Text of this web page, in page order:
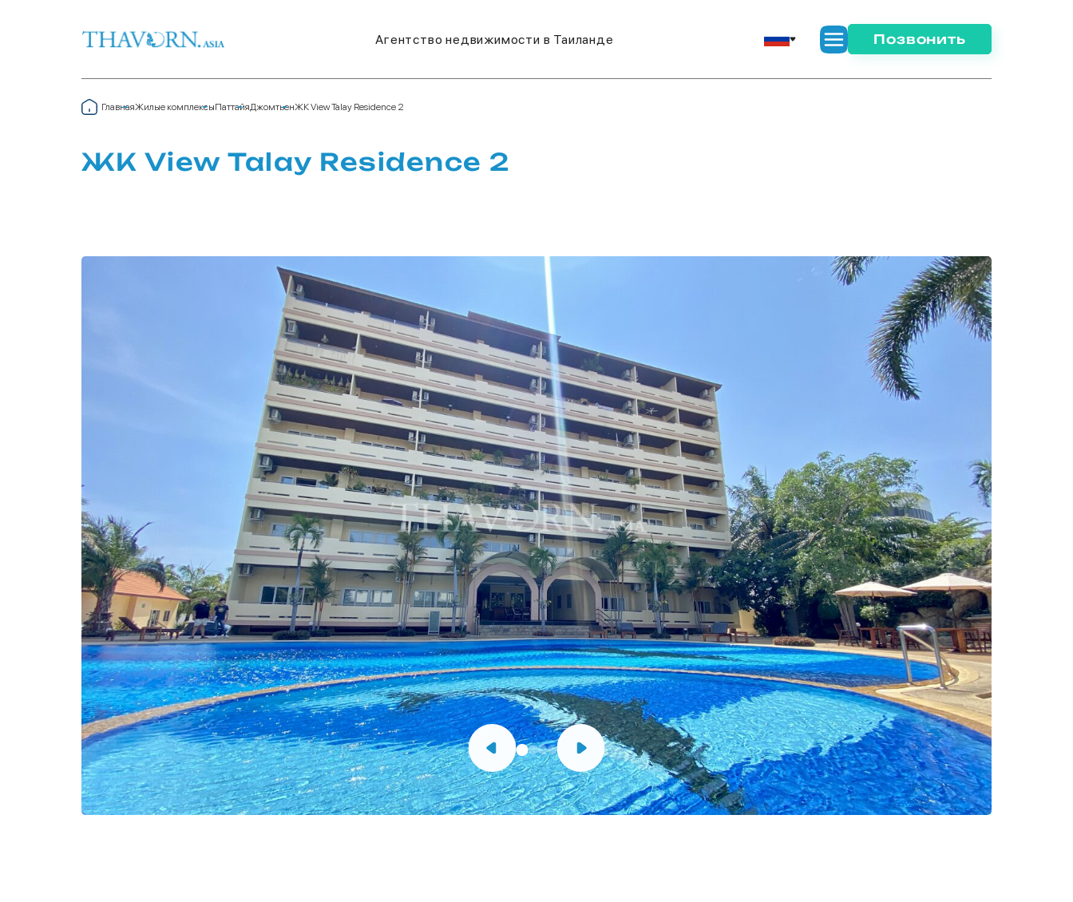
Агентство недвижимости в Таиланде Позвонить
ГлавнаяЖилые комплексыПаттайяДжомтьенЖК View Talay Residence 2
ЖК View Talay Residence 2